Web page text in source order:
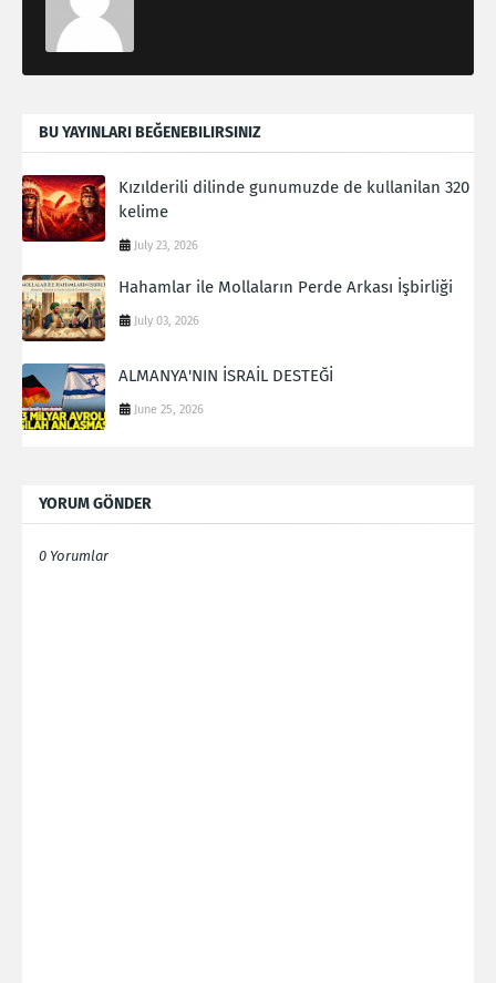
BU YAYINLARI BEĞENEBILIRSINIZ
Kızılderili dilinde gunumuzde de kullanilan 320
kelime
July 23, 2026
Hahamlar ile Mollaların Perde Arkası İşbirliği
July 03, 2026
ALMANYA'NIN İSRAİL DESTEĞİ
June 25, 2026
YORUM GÖNDER
0 Yorumlar